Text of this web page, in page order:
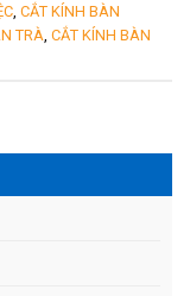
CẮT KÍNH BÀN
TRÀ CẮT KÍNH BÀN